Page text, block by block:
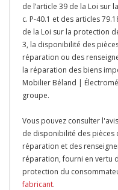
de l’article 39 de la Loi sur
c. P-40.1 et des articles
de la Loi sur la protection
3, la disponibilité des
réparation ou des
la réparation des biens
Mobilier Béland |
groupe.
Vous pouvez consulter
de disponibilité des pièces
réparation et des
réparation, fourni en vertu
protection du
fabricant.